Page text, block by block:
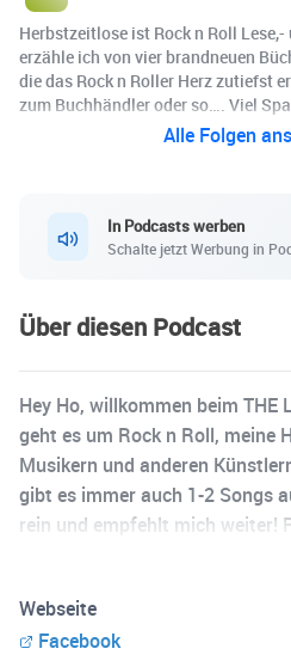
Herbstzeitlose ist Rock n Roll
erzähle ich von vier brandneuen
die das Rock n Roller Herz zutiefst
zum Buchhändler oder so…. Viel
Alle Folgen
In Podcasts werben
Schalte jetzt Werbung in
Über diesen Podcast
Hey Ho, willkommen beim THE
geht es um Rock n Roll, meine
Musikern und anderen
gibt es immer auch 1-2 Songs
rein und empfehlt mich weiter!
Webseite
Facebook